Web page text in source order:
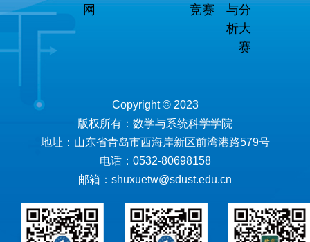
网
竞赛
与分
析大
赛
Copyright © 2023
版权所有：数学与系统科学学院
地址：山东省青岛市西海岸新区前湾港路579号
电话：0532-80698158
邮箱：shuxuetw@sdust.edu.cn